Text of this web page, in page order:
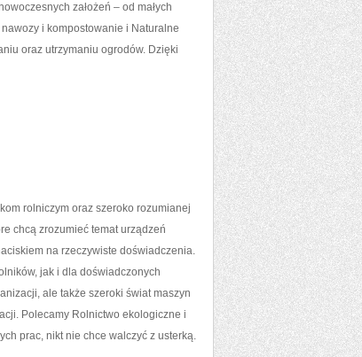
założeń – od małych
i kompostowanie i Naturalne
oraz utrzymaniu ogrodów. Dzięki
rolniczym oraz szeroko rozumianej
chcą zrozumieć temat urządzeń
na rzeczywiste doświadczenia.
jak i dla doświadczonych
ale także szeroki świat maszyn
Polecamy Rolnictwo ekologiczne i
prac, nikt nie chce walczyć z usterką.